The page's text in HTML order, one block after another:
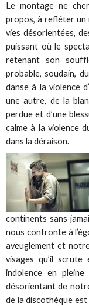
Le montage ne
propos, à refléter un
vies désorientées,
puissant où le
retenant son
probable, soudain,
danse à la violence
une autre, de la
perdue et d’une
calme à la violence
dans la déraison.
continents sans
nous confronte à
aveuglement et
visages qu’il
indolence en
désorientant de
de la discothèque